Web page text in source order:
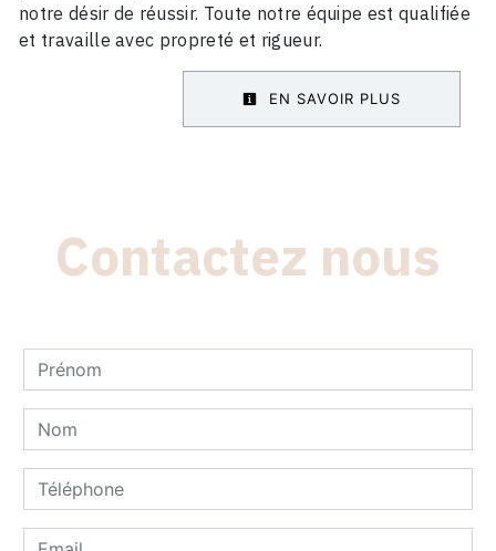
notre désir de réussir. Toute notre équipe est qualifiée
et travaille avec propreté et rigueur.
EN SAVOIR PLUS
Contactez nous